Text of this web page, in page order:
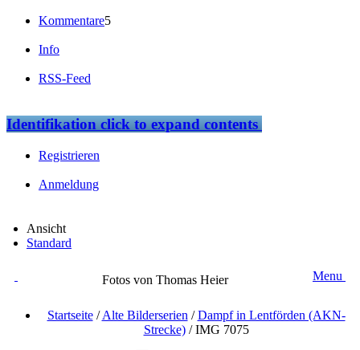
Kommentare5
Info
RSS-Feed
Identifikationclick to expand contents
Registrieren
Anmeldung
Ansicht
Standard
Fotos von Thomas Heier Menu
Startseite/Alte Bilderserien /Dampf in Lentförden (AKN-
Strecke)/IMG 7075